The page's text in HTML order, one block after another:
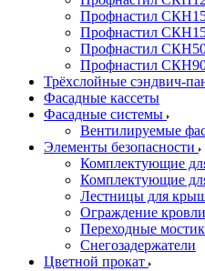
Профнастил
Профнастил
Профнастил
Профнастил
Трёхслойные сэндвич-
Фасадные кассеты
Фасадные системы
Вентилируемые
Элементы безопасности
Комплектующие
Комплектующие
Лестницы для
Ограждение кровли
Переходные
Снегозадержатели
Цветной прокат